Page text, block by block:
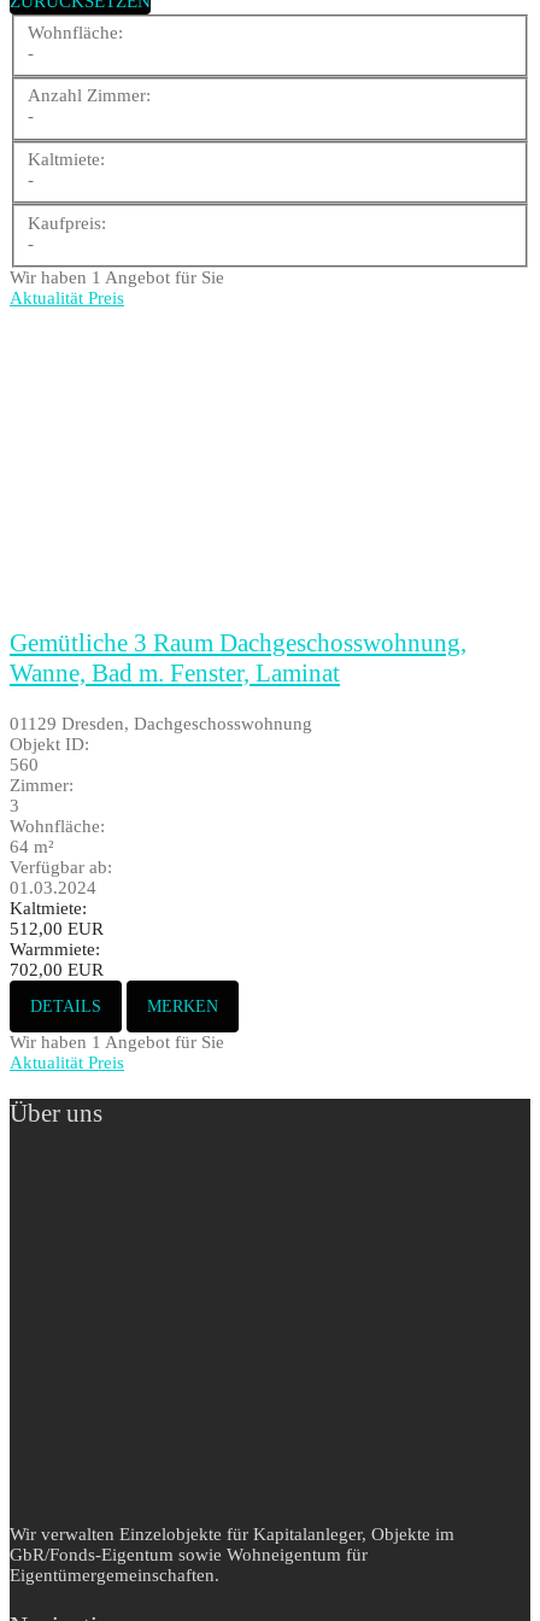
Wohnfläche:
-
Anzahl Zimmer:
-
Kaltmiete:
-
Kaufpreis:
-
Wir haben 1 Angebot für Sie
Aktualität Preis
Gemütliche 3 Raum Dachgeschosswohnung,
Wanne, Bad m. Fenster, Laminat
01129 Dresden, Dachgeschosswohnung
Objekt ID:
560
Zimmer:
3
Wohnfläche:
64 m²
Verfügbar ab:
01.03.2024
Kaltmiete:
512,00 EUR
Warmmiete:
702,00 EUR
DETAILS MERKEN
Wir haben 1 Angebot für Sie
Aktualität Preis
Über uns
Wir verwalten Einzelobjekte für Kapitalanleger, Objekte im
GbR/Fonds-Eigentum sowie Wohneigentum für
Eigentümergemeinschaften.